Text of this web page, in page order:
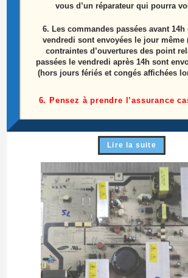
Carte Boutons Télé SAMSUNG
25,00€
Lire la suite
vous d’un réparateur qui pourra
6. Les commandes passées avant
vendredi sont envoyées le jour même
contraintes d’ouvertures des point
passées le vendredi après 14h sont
(hors jours fériés et congés affichées
6. Pensez à prendre l’assurance